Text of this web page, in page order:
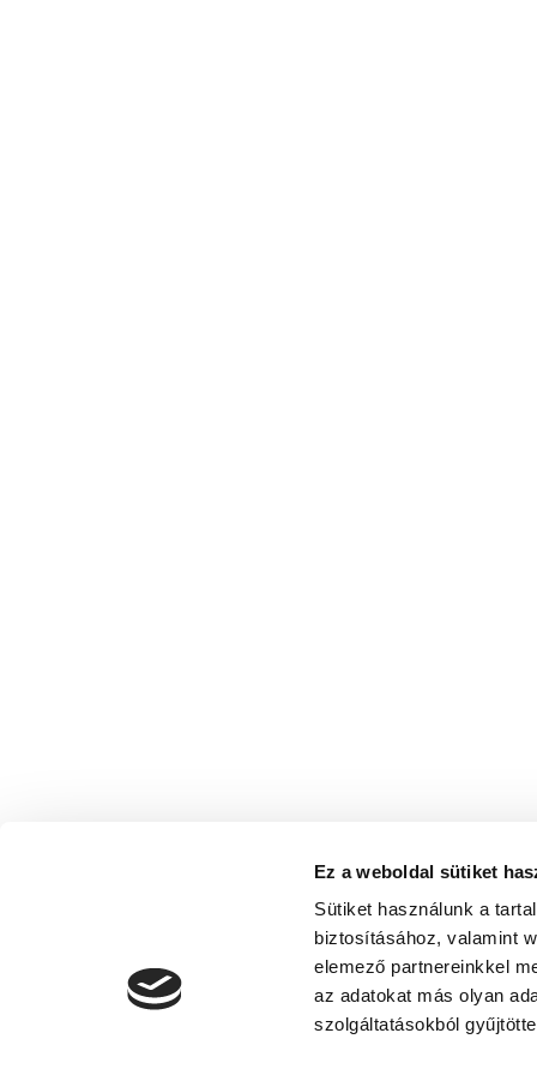
Ez a weboldal sütiket
Sütiket használunk a
biztosításához, valamint
elemező partnereinkkel
az adatokat más olyan
szolgáltatásokból